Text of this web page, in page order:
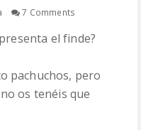
7 Comments
el finde?
pachuchos, pero
os tenéis que